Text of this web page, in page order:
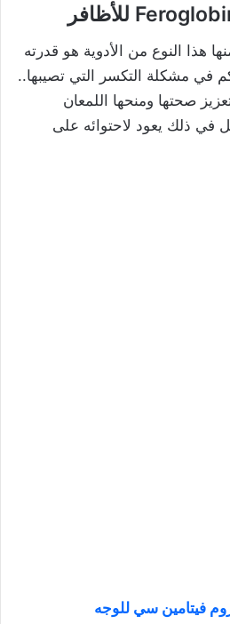
هذا النوع من الأدوية هو قدرته
في مشكلة التكسر التي تصيبها..
صحتها ومنحها اللمعان
في ذلك يعود لاحتوائه على
فيتامين سي للوجه